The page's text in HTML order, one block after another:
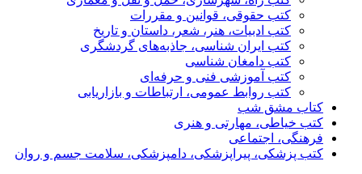
کتب حقوقی، قوانین و مقررات
کتب ادبیات، هنر، شعر، داستان و تاریخ
کتب ایران شناسی، جاذبه‌های گردشگری
کتب دامغان شناسی
کتب آموزشی فنی و حرفه‌ای
کتب روابط عمومی، ارتباطات و بازاریابی
کتاب مشق شب
کتب خیاطی، مهارتی و هنری
فرهنگی، اجتماعی
کتب پزشکی، پیراپزشکی، دامپزشکی، سلامت جسم و روان